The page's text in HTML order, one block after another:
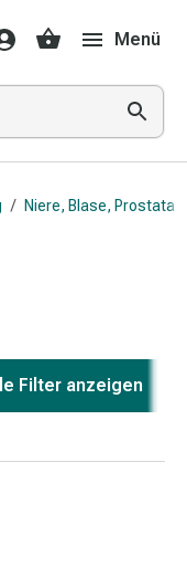
Menü
/ Niere, Blase, Prostata
Filter anzeigen